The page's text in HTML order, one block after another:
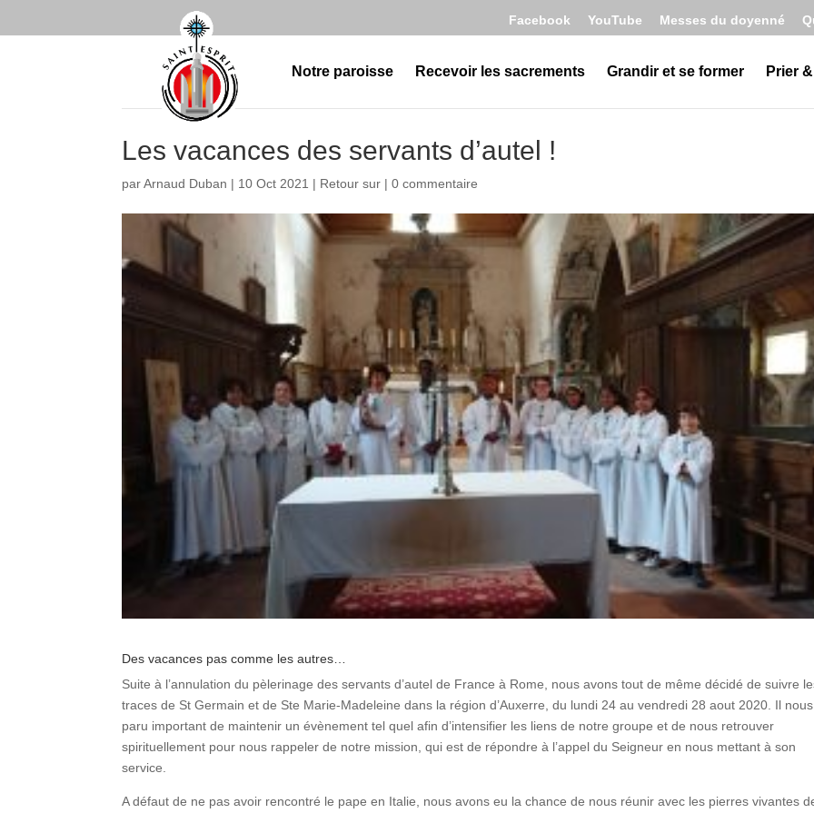
Facebook YouTube Messes du doyenné
Notre paroisse Recevoir les sacrements Grandir et se former Prier
Les vacances des servants d’autel !
parArnaud Duban | 10 Oct 2021 | Retour sur |0 commentaire
Des vacances pas comme les autres…
Suite à l’annulation du pèlerinage des servants d’autel de France à Rome, nous avons tout de même décidé de suivre
traces de St Germain et de Ste Marie-Madeleine dans la région d’Auxerre, du lundi 24 au vendredi 28 aout 2020. Il
paru important de maintenir un évènement tel quel afin d’intensifier les liens de notre groupe et de nous retrouver
spirituellement pour nous rappeler de notre mission, qui est de répondre à l’appel du Seigneur en nous mettant à son
service.
A défaut de ne pas avoir rencontré le pape en Italie, nous avons eu la chance de nous réunir avec les pierres vivantes